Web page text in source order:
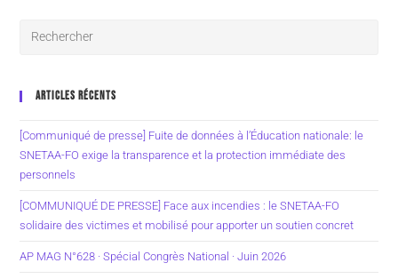
ARTICLES RÉCENTS
[Communiqué de presse] Fuite de données à l’Éducation nationale: le
SNETAA-FO exige la transparence et la protection immédiate des
personnels
[COMMUNIQUÉ DE PRESSE] Face aux incendies : le SNETAA-FO
solidaire des victimes et mobilisé pour apporter un soutien concret
AP MAG N°628 · Spécial Congrès National · Juin 2026